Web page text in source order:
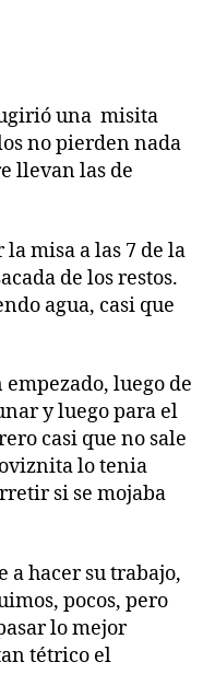
una misita
no pierden nada
llevan las de
misa a las 7 de la
de los restos.
agua, casi que
luego de
y luego para el
casi que no sale
lo tenia
si se mojaba
a hacer su trabajo,
pocos, pero
lo mejor
tétrico el